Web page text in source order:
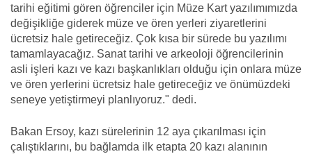
tarihi eğitimi gören öğrenciler için Müze Kart yazılımımızda
değişikliğe giderek müze ve ören yerleri ziyaretlerini
ücretsiz hale getireceğiz. Çok kısa bir sürede bu yazılımı
tamamlayacağız. Sanat tarihi ve arkeoloji öğrencilerinin
asli işleri kazı ve kazı başkanlıkları olduğu için onlara müze
ve ören yerlerini ücretsiz hale getireceğiz ve önümüzdeki
seneye yetiştirmeyi planlıyoruz." dedi.
Bakan Ersoy, kazı sürelerinin 12 aya çıkarılması için
çalıştıklarını, bu bağlamda ilk etapta 20 kazı alanının